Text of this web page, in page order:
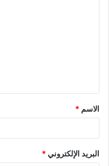
ق
*
الاسم *
البريد الإلكتروني*